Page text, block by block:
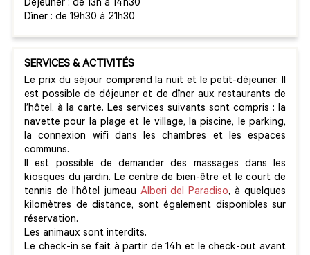
Déjeuner : de 13h à 14h30
Dîner : de 19h30 à 21h30
SERVICES & ACTIVITÉS
Le prix du séjour comprend la nuit et le petit-déjeuner. Il
est possible de déjeuner et de dîner aux restaurants de
l’hôtel, à la carte. Les services suivants sont compris : la
navette pour la plage et le village, la piscine, le parking,
la connexion wifi dans les chambres et les espaces
communs.
Il est possible de demander des massages dans les
kiosques du jardin. Le centre de bien-être et le court de
tennis de l’hôtel jumeau Alberi del Paradiso, à quelques
kilomètres de distance, sont également disponibles sur
réservation.
Les animaux sont interdits.
Le check-in se fait à partir de 14h et le check-out avant